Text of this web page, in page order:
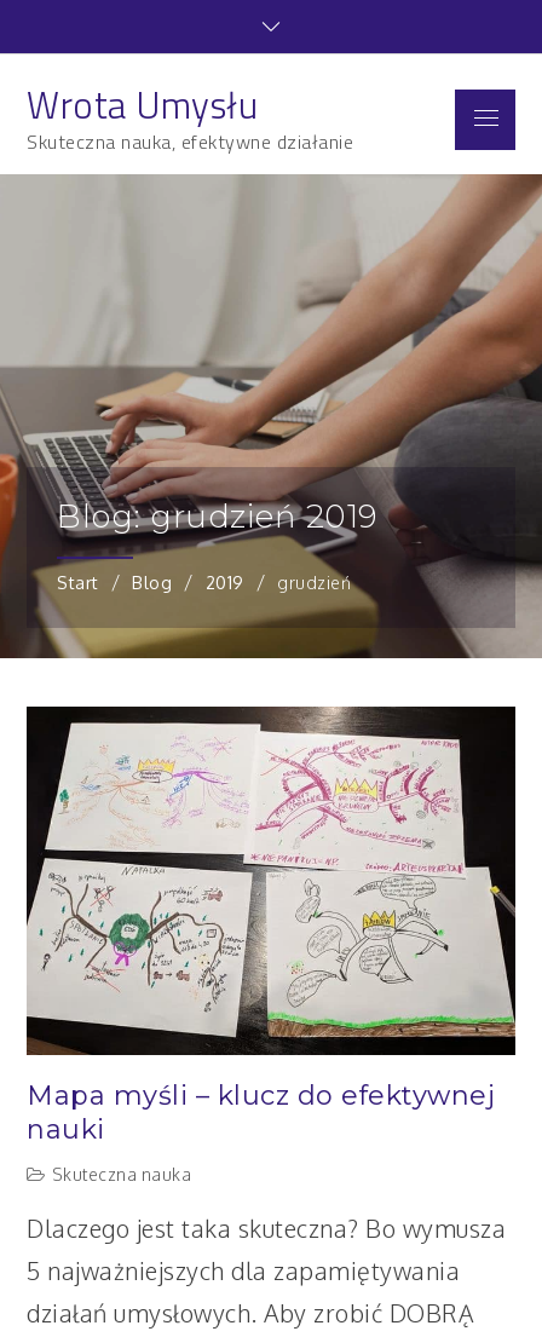
Wrota Umysłu
Skuteczna nauka, efektywne działanie
Menu
Blog: grudzień 2019
Start Blog 2019 grudzień
Mapa myśli – klucz do efektywnej
nauki
Skuteczna nauka
Dlaczego jest taka skuteczna? Bo wymusza
5 najważniejszych dla zapamiętywania
działań umysłowych. Aby zrobić DOBRĄ